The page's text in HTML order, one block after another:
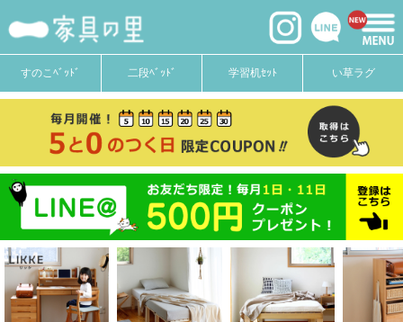
すのこﾍﾞｯﾄﾞ 二段ﾍﾞｯﾄﾞ 学習机ｾｯﾄ い草ラグ